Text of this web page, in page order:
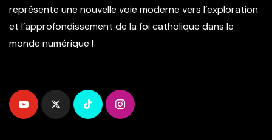
représente une nouvelle voie moderne vers l’exploration
et l’approfondissement de la foi catholique dans le
monde numérique !